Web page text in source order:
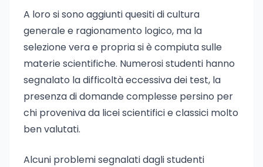
A loro si sono aggiunti quesiti di cultura
generale e ragionamento logico, ma la
selezione vera e propria si è compiuta sulle
materie scientifiche. Numerosi studenti hanno
segnalato la difficoltà eccessiva dei test, la
presenza di domande complesse persino per
chi proveniva da licei scientifici e classici molto
ben valutati.
Alcuni problemi segnalati dagli studenti